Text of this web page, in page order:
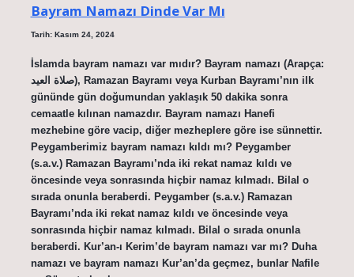
Bayram Namazı Dinde Var Mı
Tarih: Kasım 24, 2024
İslamda bayram namazı var mıdır? Bayram namazı (Arapça:
صلاة العيد), Ramazan Bayramı veya Kurban Bayramı’nın ilk
gününde gün doğumundan yaklaşık 50 dakika sonra
cemaatle kılınan namazdır. Bayram namazı Hanefi
mezhebine göre vacip, diğer mezheplere göre ise sünnettir.
Peygamberimiz bayram namazı kıldı mı? Peygamber
(s.a.v.) Ramazan Bayramı’nda iki rekat namaz kıldı ve
öncesinde veya sonrasında hiçbir namaz kılmadı. Bilal o
sırada onunla beraberdi. Peygamber (s.a.v.) Ramazan
Bayramı’nda iki rekat namaz kıldı ve öncesinde veya
sonrasında hiçbir namaz kılmadı. Bilal o sırada onunla
beraberdi. Kur’an-ı Kerim’de bayram namazı var mı? Duha
namazı ve bayram namazı Kur’an’da geçmez, bunlar Nafile